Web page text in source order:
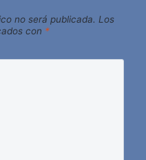
no será publicada. Los
con *